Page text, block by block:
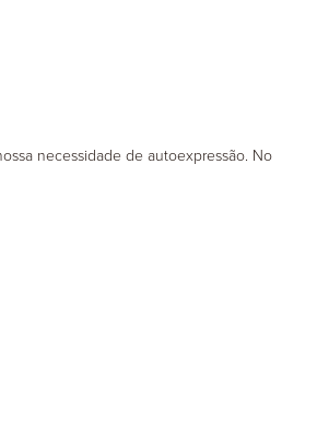
necessidade de autoexpressão. No